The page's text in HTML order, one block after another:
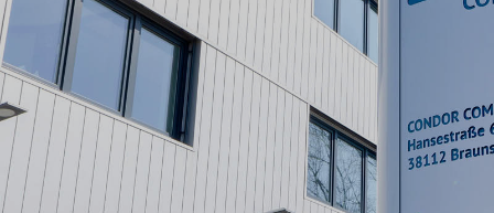
TÜRKÇE
فارسی
NEDERLANDS
ROMÂNESC